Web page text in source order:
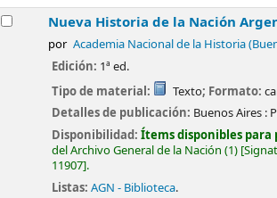
Nueva Historia de la Nación
por Academia Nacional de la Historia
Edición: 1ª ed.
Tipo de material:
Texto; Formato:
Detalles de publicación: Buenos Aires :
Disponibilidad:Ítems disponibles para
del Archivo General de la Nación (1)
11907 .
Listas: AGN - Biblioteca.